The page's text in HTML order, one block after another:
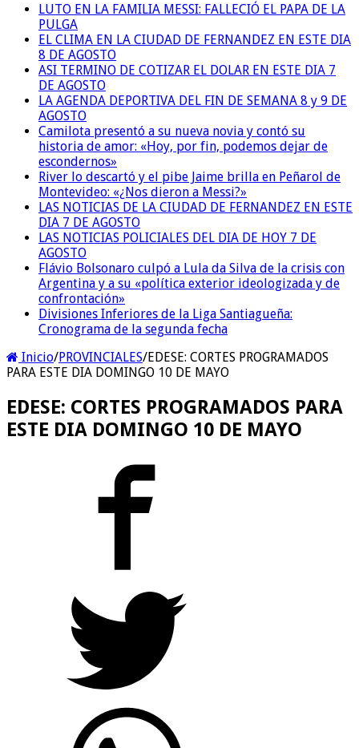
LUTO EN LA FAMILIA MESSI: FALLECIÓ EL PAPA DE LA
PULGA
EL CLIMA EN LA CIUDAD DE FERNANDEZ EN ESTE DIA
8 DE AGOSTO
ASI TERMINO DE COTIZAR EL DOLAR EN ESTE DIA 7
DE AGOSTO
LA AGENDA DEPORTIVA DEL FIN DE SEMANA 8 y 9 DE
AGOSTO
Camilota presentó a su nueva novia y contó su
historia de amor: «Hoy, por fin, podemos dejar de
escondernos»
River lo descartó y el pibe Jaime brilla en Peñarol de
Montevideo: «¿Nos dieron a Messi?»
LAS NOTICIAS DE LA CIUDAD DE FERNANDEZ EN ESTE
DIA 7 DE AGOSTO
LAS NOTICIAS POLICIALES DEL DIA DE HOY 7 DE
AGOSTO
Flávio Bolsonaro culpó a Lula da Silva de la crisis con
Argentina y a su «política exterior ideologizada y de
confrontación»
Divisiones Inferiores de la Liga Santiagueña:
Cronograma de la segunda fecha
Inicio/PROVINCIALES/EDESE: CORTES PROGRAMADOS
PARA ESTE DIA DOMINGO 10 DE MAYO
EDESE: CORTES PROGRAMADOS PARA
ESTE DIA DOMINGO 10 DE MAYO